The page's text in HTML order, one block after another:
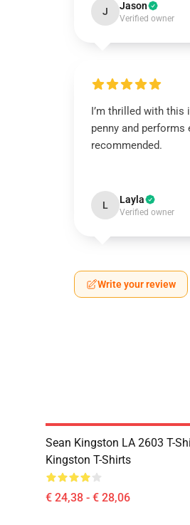
J Jason
Verified owner
I’m thrilled with this
penny and
recommended.
L Layla
Verified owner
Write your review
Sean Kingston LA 2603 T-
Kingston T-Shirts
€ 24,38 - € 28,06